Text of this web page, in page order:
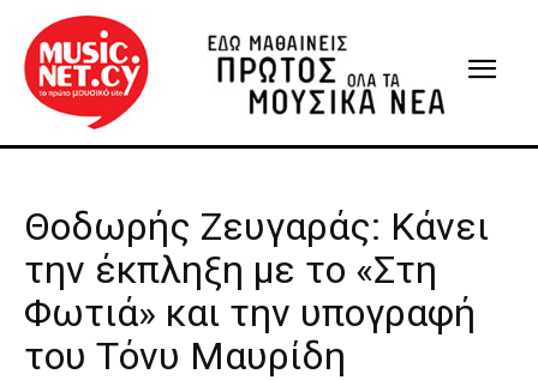
Θοδωρής Ζευγαράς: Κάνει
την έκπληξη με το «Στη
Φωτιά» και την υπογραφή
του Τόνυ Μαυρίδη